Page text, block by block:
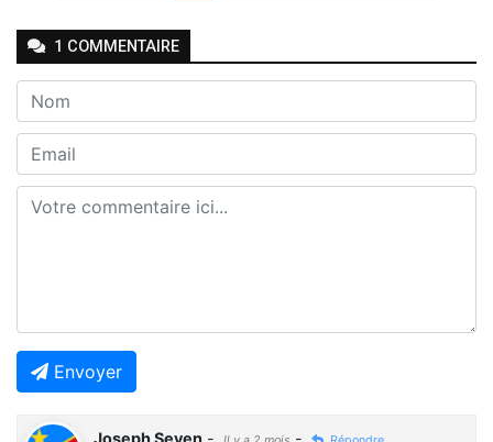
1 COMMENTAIRE
Envoyer